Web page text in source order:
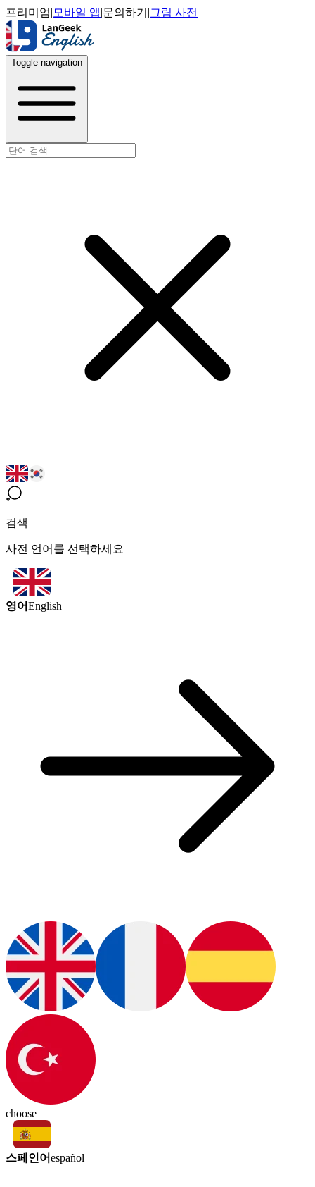
프리미엄| 모바일 앱|문의하기 |그림 사전
Toggle navigation
검색
사전 언어를 선택하세요
영어English
choose
스페인어español